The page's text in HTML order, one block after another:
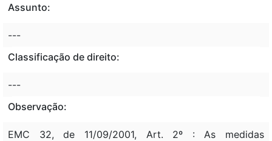
Assunto:
---
Classificação de direito:
---
Observação:
EMC 32, de 11/09/2001, Art. 2º : As medidas